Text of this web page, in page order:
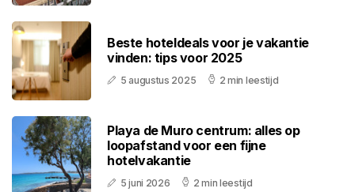
Beste hoteldeals voor je vakantie
vinden: tips voor 2025
5 augustus 2025 2 min leestijd
Playa de Muro centrum: alles op
loopafstand voor een fijne
hotelvakantie
5 juni 2026 2 min leestijd